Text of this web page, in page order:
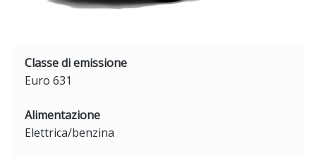
Classe di emissione
Euro 631
Alimentazione
Elettrica/benzina